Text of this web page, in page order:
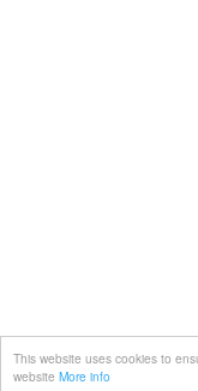
This website uses cookies to
website More info